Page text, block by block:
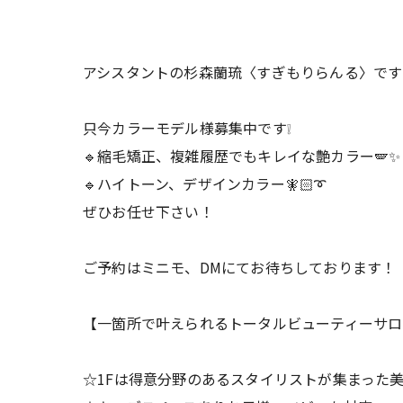
アシスタントの杉森蘭琉〈すぎもりらんる〉です
只今カラーモデル様募集中です❕
🔹縮毛矯正、複雑履歴でもキレイな艶カラー🪽✨️
🔹ハイトーン、デザインカラー🧚🏻➰
ぜひお任せ下さい！
ご予約はミニモ、DMにてお待ちしております！
【一箇所で叶えられるトータルビューティーサロ
☆1Fは得意分野のあるスタイリストが集まった